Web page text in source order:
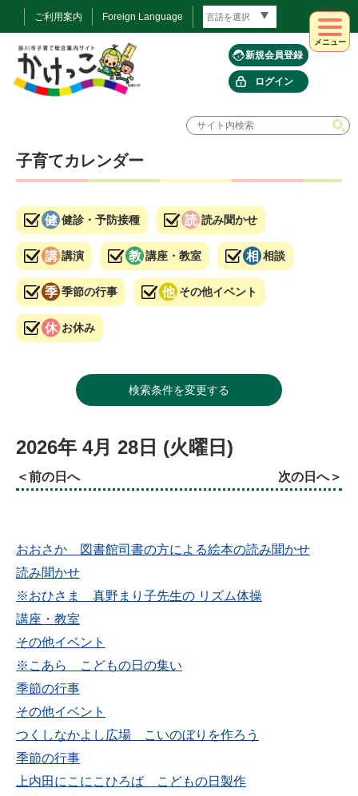
ご利用案内 Foreign Language
新規会員登録
ログイン
メニュー
子育てカレンダー
健診・予防接種 読み聞かせ
講演 講座・教室 相談
季節の行事 その他イベント
お休み
検索条件を変更する
2026年 4月 28日 (火曜日 )
前の日へ 次の日へ
おおさか 図書館司書の方による絵本の読み聞かせ
読み聞かせ
※おひさま 真野まり子先生の リズム体操
講座・教室
その他イベント
※こあら こどもの日の集い
季節の行事
その他イベント
つくしなかよし広場 こいのぼりを作ろう
季節の行事
上内田にこにこひろば こどもの日製作